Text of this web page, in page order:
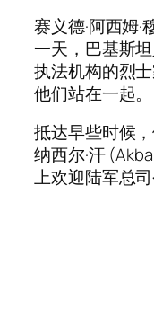
赛义德·阿西姆
一天，巴基斯
执法机构的烈
他们站在一起。
抵达早些时候
纳西尔·汗
上欢迎陆军总司